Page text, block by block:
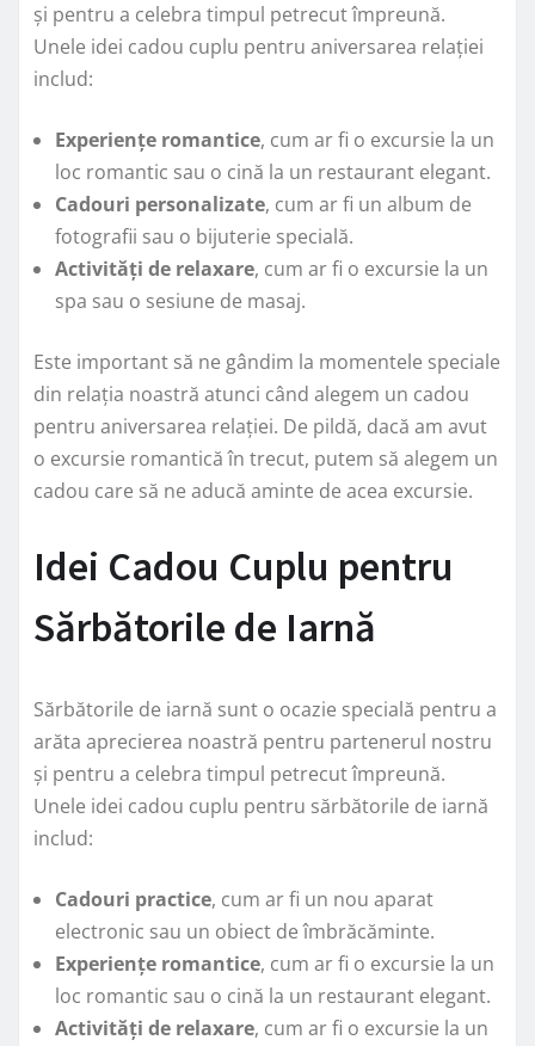
și pentru a celebra timpul petrecut împreună.
Unele idei cadou cuplu pentru aniversarea relației
includ:
Experiențe romantice, cum ar fi o excursie la un
loc romantic sau o cină la un restaurant elegant.
Cadouri personalizate, cum ar fi un album de
fotografii sau o bijuterie specială.
Activități de relaxare, cum ar fi o excursie la un
spa sau o sesiune de masaj.
Este important să ne gândim la momentele speciale
din relația noastră atunci când alegem un cadou
pentru aniversarea relației. De pildă, dacă am avut
o excursie romantică în trecut, putem să alegem un
cadou care să ne aducă aminte de acea excursie.
Idei Cadou Cuplu pentru
Sărbătorile de Iarnă
Sărbătorile de iarnă sunt o ocazie specială pentru a
arăta aprecierea noastră pentru partenerul nostru
și pentru a celebra timpul petrecut împreună.
Unele idei cadou cuplu pentru sărbătorile de iarnă
includ:
Cadouri practice, cum ar fi un nou aparat
electronic sau un obiect de îmbrăcăminte.
Experiențe romantice, cum ar fi o excursie la un
loc romantic sau o cină la un restaurant elegant.
Activități de relaxare, cum ar fi o excursie la un